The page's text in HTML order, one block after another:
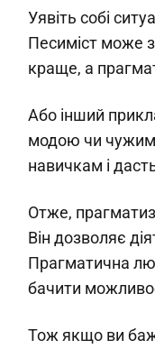
Уявіть собі
Песиміст може
краще, а
Або інший
модою чи
навичкам і
Отже,
Він дозволяє
Прагматична
бачити
Тож якщо ви